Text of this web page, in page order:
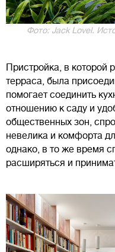
Фото: Jack Lovel.
Пристройка, в которой
терраса, была
помогает соединить
отношению к саду и
общественных зон,
невелика и комфорта
однако, в то же время
расширяться и